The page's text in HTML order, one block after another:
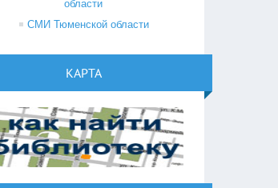
области
СМИ Тюменской области
КАРТА